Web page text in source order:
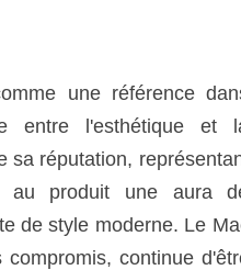
une référence
entre l'esthétique et
sa réputation,
au produit une aura
de style moderne. Le
continue